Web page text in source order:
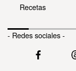
Recetas
- Redes sociales -